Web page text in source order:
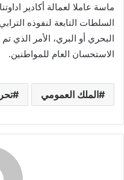
ماسة عاملا لعمالة أكادير
السلطات التابعة لنفوذه
البحري أو البري، الأمر الذي
الاستحسان العام للمواطنين.
الملك العمومي